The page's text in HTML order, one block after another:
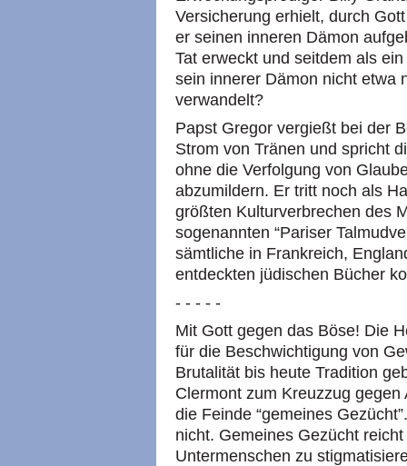
Versicherung erhielt, durch
er seinen inneren Dämon
Tat erweckt und seitdem als
sein innerer Dämon nicht etwa
verwandelt?
Papst Gregor vergießt bei der
Strom von Tränen und spricht
ohne die Verfolgung von
abzumildern. Er tritt noch als
größten Kulturverbrechen des
sogenannten “Pariser
sämtliche in Frankreich,
entdeckten jüdischen Bücher
- - - - -
Mit Gott gegen das Böse! Die
für die Beschwichtigung von
Brutalität bis heute Tradition
Clermont zum Kreuzzug
die Feinde “gemeines
nicht. Gemeines Gezücht
Untermenschen zu